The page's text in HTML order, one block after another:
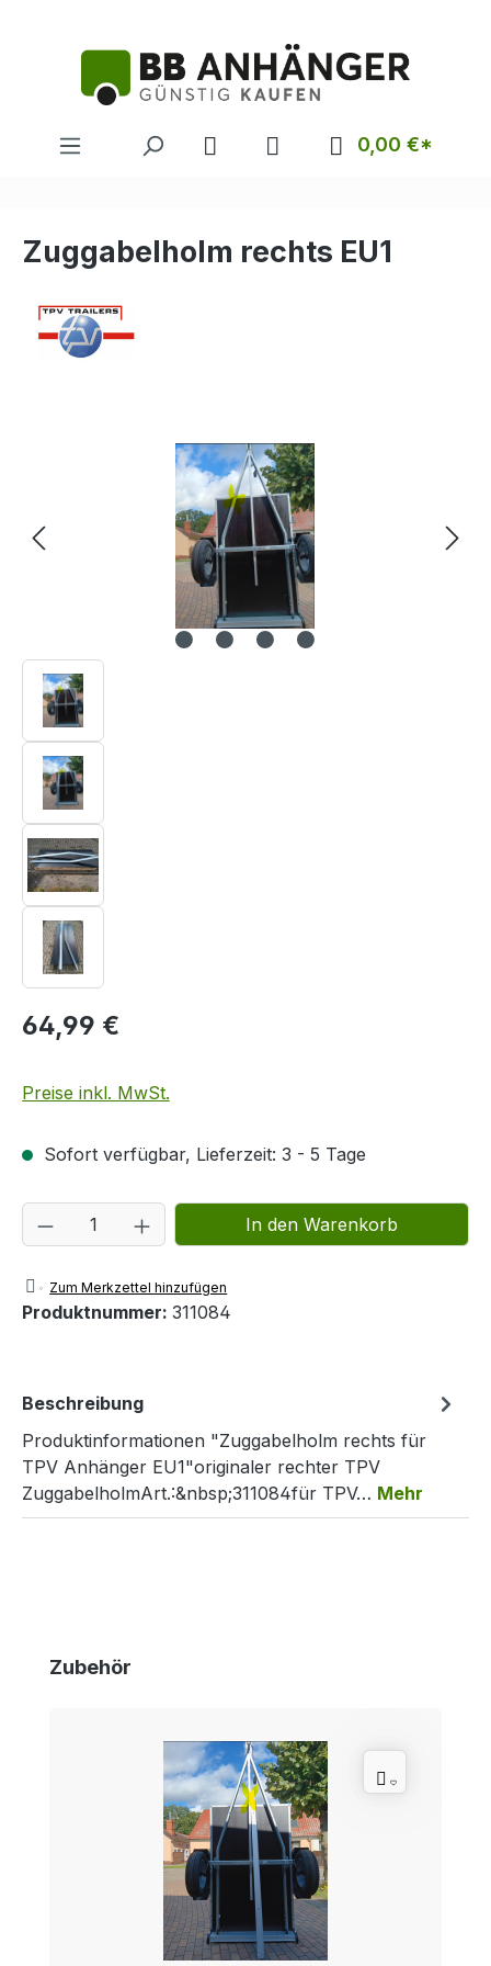
0,00 €*
Zuggabelholm rechts EU1
64,99 €
Preise inkl. MwSt.
Sofort verfügbar, Lieferzeit: 3 - 5 Tage
Produkt Anzahl: Gib denIn den Warenkorb
Zum Merkzettel hinzufügen
Produktnummer: 311084
Beschreibung
Produktinformationen "Zuggabelholm rechts für
TPV Anhänger EU1"originaler rechter TPV
ZuggabelholmArt.:&nbsp;311084für TPV… Mehr
Produktgalerie überspringen
Zubehör